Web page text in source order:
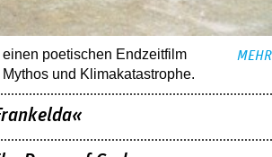
poetischen Endzeitfilm
und Klimakatastrophe.
MEHR